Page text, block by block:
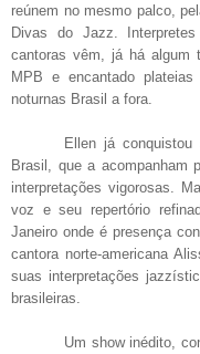
reúnem no mesmo palco,
Divas do Jazz.
cantoras vêm, já há algum
MPB e encantado
noturnas Brasil a fora.
Ellen já
Brasil, que a acompanham
interpretações vigorosas.
voz e seu repertório
Janeiro onde é presença
cantora norte-americana
suas interpretações
brasileiras.
Um show inédito,